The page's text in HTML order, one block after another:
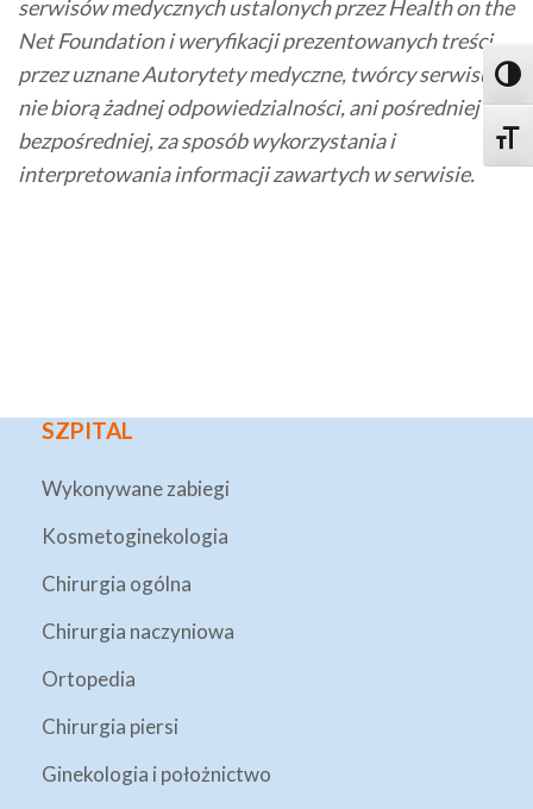
serwisów medycznych ustalonych przez Health on the
Net Foundation i weryfikacji prezentowanych treści
przez uznane Autorytety medyczne, twórcy serwisu
nie biorą żadnej odpowiedzialności, ani pośredniej ani
bezpośredniej, za sposób wykorzystania i
interpretowania informacji zawartych w serwisie.
SZPITAL
Wykonywane zabiegi
Kosmetoginekologia
Chirurgia ogólna
Chirurgia naczyniowa
Ortopedia
Chirurgia piersi
Ginekologia i położnictwo